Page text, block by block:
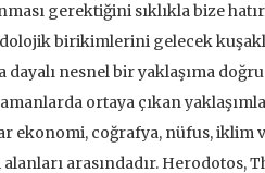
gerektiğini sıklıkla bize
birikimlerini gelecek
dayalı nesnel bir yaklaşıma
ortaya çıkan
ekonomi, coğrafya, nüfus,
arasındadır. Herodotos,